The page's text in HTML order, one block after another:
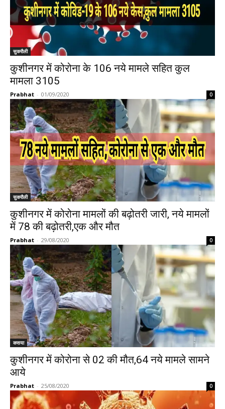
सुकरौली
कुशीनगर में कोरोना के 106 नये मामले सहित कुल
मामला 3105
Prabhat - 01/09/2020 0
सुकरौली
कुशीनगर में कोरोना मामलों की बढ़ोतरी जारी, नये मामलों
में 78 की बढ़ोतरी,एक और मौत
Prabhat - 29/08/2020 0
कसया
कुशीनगर में कोरोना से 02 की मौत,64 नये मामले सामने
आये
Prabhat - 25/08/2020 0